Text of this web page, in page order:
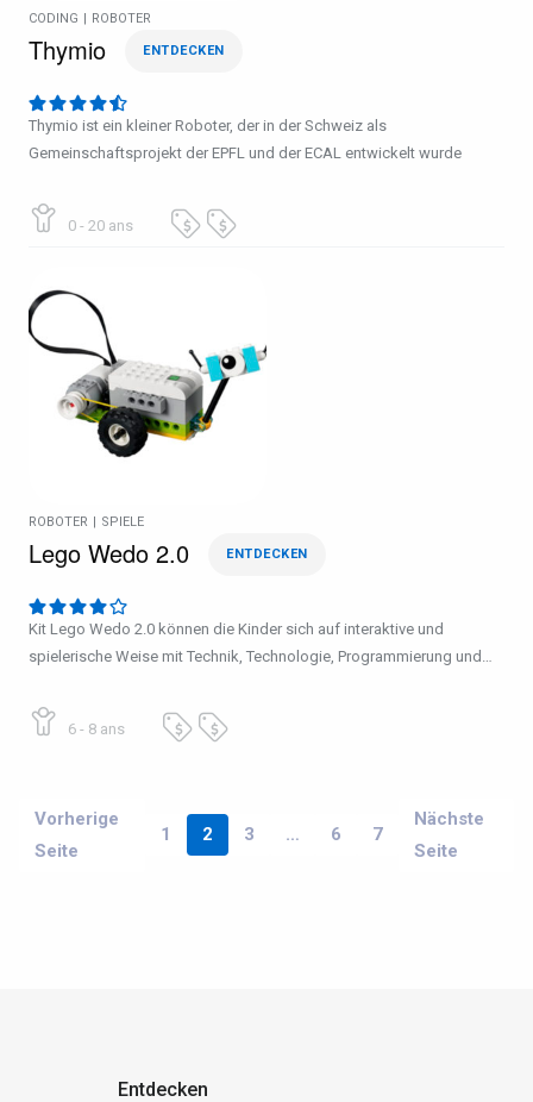
CODING | ROBOTER
Thymio ENTDECKEN
Thymio ist ein kleiner Roboter, der in der Schweiz als
Gemeinschaftsprojekt der EPFL und der ECAL entwickelt wurde
0 - 20 ans
ROBOTER SPIELE
Lego Wedo 2.0 ENTDECKEN
Kit Lego Wedo 2.0 können die Kinder sich auf interaktive und
spielerische Weise mit Technik, Technologie, Programmierung und…
6 - 8 ans
Vorherige
Seite
1 2 3 … 6 7
Nächste
Seite
Entdecken